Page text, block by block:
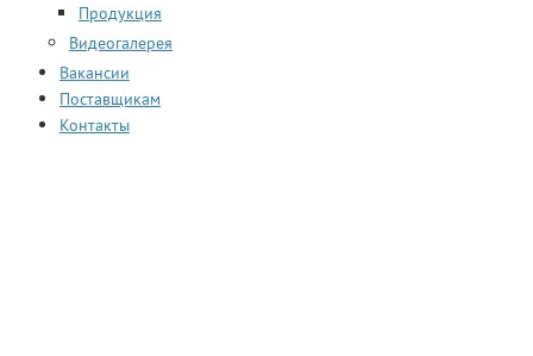
Продукция
Видеогалерея
Вакансии
Поставщикам
Контакты